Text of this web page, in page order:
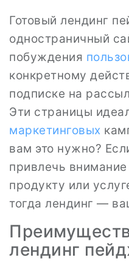
Готовый лендинг
одностраничный
побуждения
конкретному
подписке на
Эти страницы
маркетинговых
вам это нужно?
привлечь
продукту или
тогда лендинг —
лендинг